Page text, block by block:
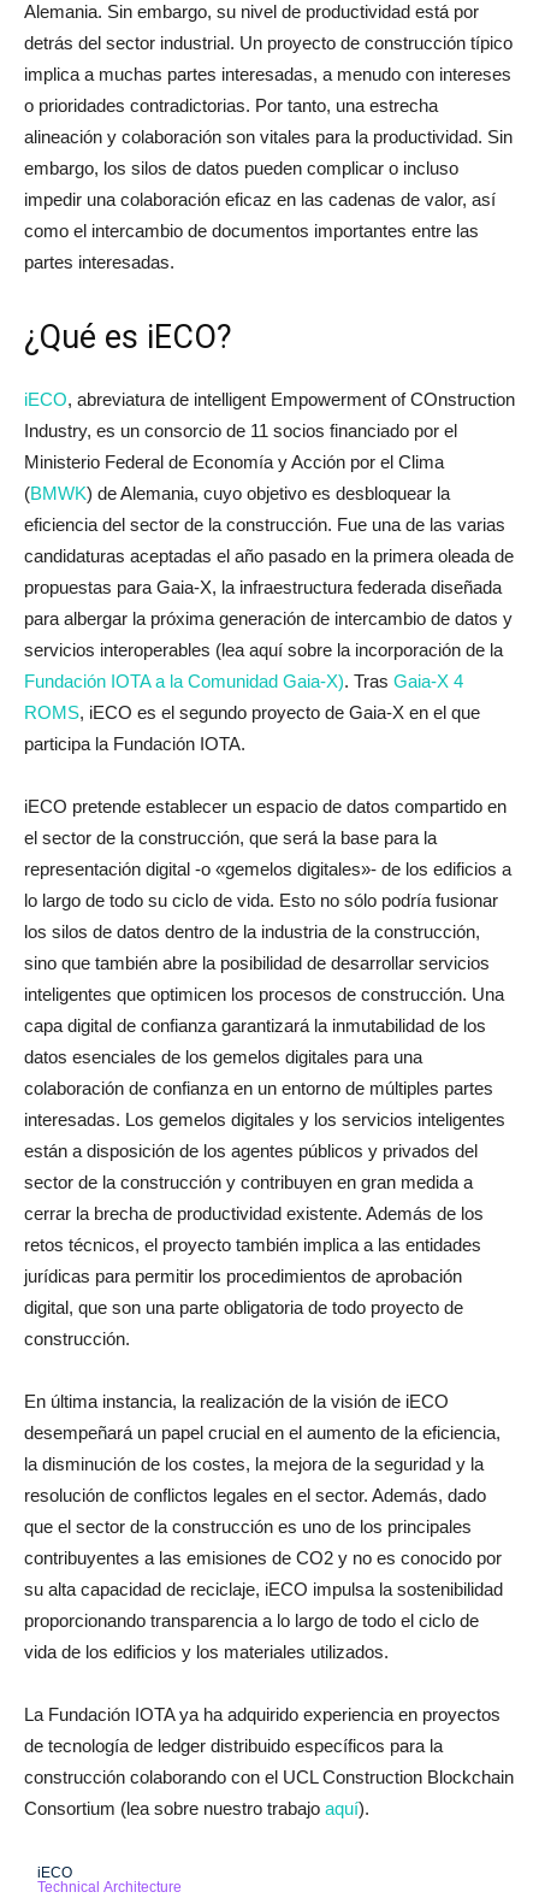
Alemania. Sin embargo, su nivel de productividad está por
detrás del sector industrial. Un proyecto de construcción típico
implica a muchas partes interesadas, a menudo con intereses
o prioridades contradictorias. Por tanto, una estrecha
alineación y colaboración son vitales para la productividad. Sin
embargo, los silos de datos pueden complicar o incluso
impedir una colaboración eficaz en las cadenas de valor, así
como el intercambio de documentos importantes entre las
partes interesadas.
¿Qué es iECO?
iECO, abreviatura de intelligent Empowerment of COnstruction
Industry, es un consorcio de 11 socios financiado por el
Ministerio Federal de Economía y Acción por el Clima
(BMWK) de Alemania, cuyo objetivo es desbloquear la
eficiencia del sector de la construcción. Fue una de las varias
candidaturas aceptadas el año pasado en la primera oleada de
propuestas para Gaia-X, la infraestructura federada diseñada
para albergar la próxima generación de intercambio de datos y
servicios interoperables (lea aquí sobre la incorporación de la
Fundación IOTA a la Comunidad Gaia-X). Tras Gaia-X 4
ROMS, iECO es el segundo proyecto de Gaia-X en el que
participa la Fundación IOTA.
iECO pretende establecer un espacio de datos compartido en
el sector de la construcción, que será la base para la
representación digital -o «gemelos digitales»- de los edificios a
lo largo de todo su ciclo de vida. Esto no sólo podría fusionar
los silos de datos dentro de la industria de la construcción,
sino que también abre la posibilidad de desarrollar servicios
inteligentes que optimicen los procesos de construcción. Una
capa digital de confianza garantizará la inmutabilidad de los
datos esenciales de los gemelos digitales para una
colaboración de confianza en un entorno de múltiples partes
interesadas. Los gemelos digitales y los servicios inteligentes
están a disposición de los agentes públicos y privados del
sector de la construcción y contribuyen en gran medida a
cerrar la brecha de productividad existente. Además de los
retos técnicos, el proyecto también implica a las entidades
jurídicas para permitir los procedimientos de aprobación
digital, que son una parte obligatoria de todo proyecto de
construcción.
En última instancia, la realización de la visión de iECO
desempeñará un papel crucial en el aumento de la eficiencia,
la disminución de los costes, la mejora de la seguridad y la
resolución de conflictos legales en el sector. Además, dado
que el sector de la construcción es uno de los principales
contribuyentes a las emisiones de CO2 y no es conocido por
su alta capacidad de reciclaje, iECO impulsa la sostenibilidad
proporcionando transparencia a lo largo de todo el ciclo de
vida de los edificios y los materiales utilizados.
La Fundación IOTA ya ha adquirido experiencia en proyectos
de tecnología de ledger distribuido específicos para la
construcción colaborando con el UCL Construction Blockchain
Consortium (lea sobre nuestro trabajo aquí).